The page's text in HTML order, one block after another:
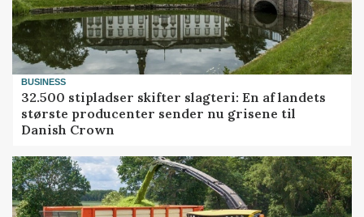
BUSINESS
32.500 stipladser skifter slagteri: En af landets
største producenter sender nu grisene til
Danish Crown